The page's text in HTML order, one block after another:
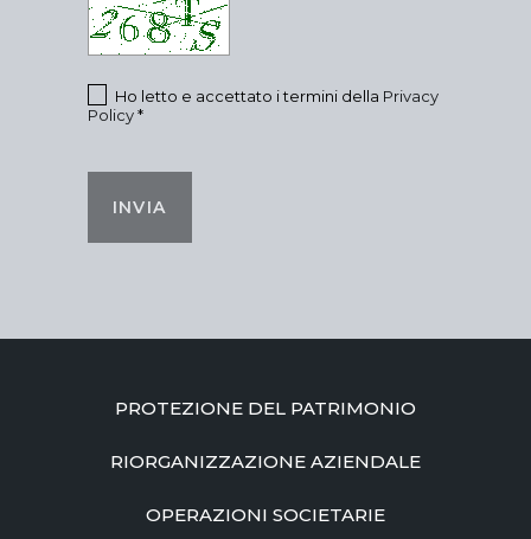
Ho letto e accettato i termini della Privacy
Policy*
INVIA
PROTEZIONE DEL PATRIMONIO
RIORGANIZZAZIONE AZIENDALE
OPERAZIONI SOCIETARIE